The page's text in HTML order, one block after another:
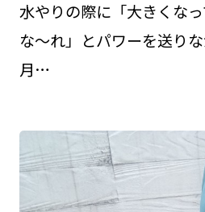
水やりの際に「大きくな
な～れ」とパワーを送り
月…